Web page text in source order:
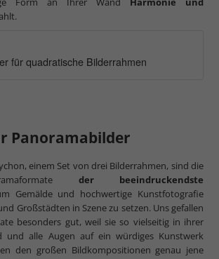
für quadratische Bilderrahmen
Panoramabilder
einem Set von drei Bilderrahmen, sind die
der beeindruckendste
Gemälde und hochwertige Kunstfotografie
Großstädten in Szene zu setzen. Uns gefallen
besonders gut, weil sie so vielseitig in ihrer
und alle Augen auf ein würdiges Kunstwerk
den großen Bildkompositionen genau jene